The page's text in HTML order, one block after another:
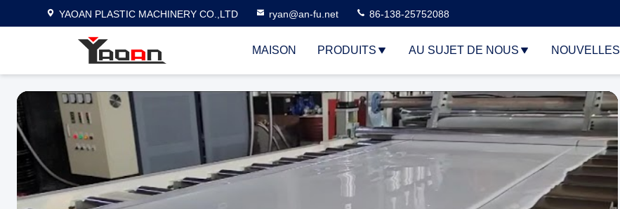
YAOAN PLASTIC MACHINERY CO.,LTD ryan@an-fu.net 86-138-25752088
MAISON PRODUITS AU SUJET DE NOUS NOUVELLES